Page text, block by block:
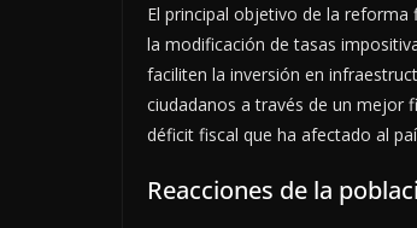
El principal objetivo de la reforma
la modificación de tasas
faciliten la inversión en
ciudadanos a través de un mejor
déficit fiscal que ha afectado al
Reacciones de la